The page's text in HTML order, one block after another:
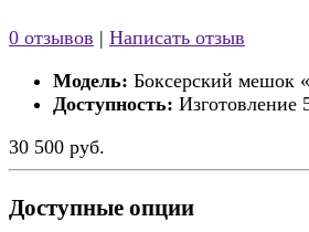
0 отзывов | Написать отзыв
Модель: Боксерский мешок
Доступность: Изготовление
30 500 руб.
Доступные опции